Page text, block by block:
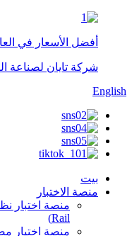
أفضل الأسعار في
شركة تايان لصناعة
English
بيت
منصة الاختبار
Rail)
منصة اختبار